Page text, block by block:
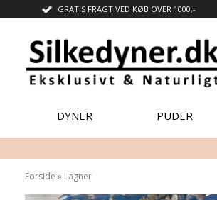
GRATIS FRAGT VED KØB OVER 1000,-
DYNER PUDER
Forside » Lagner